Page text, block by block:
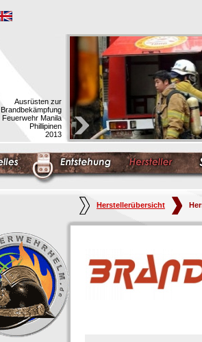
Ausrüsten zur
Brandbekämpfung
Feuerwehr Manila
Phillipinen
2013
Herstellerübersicht